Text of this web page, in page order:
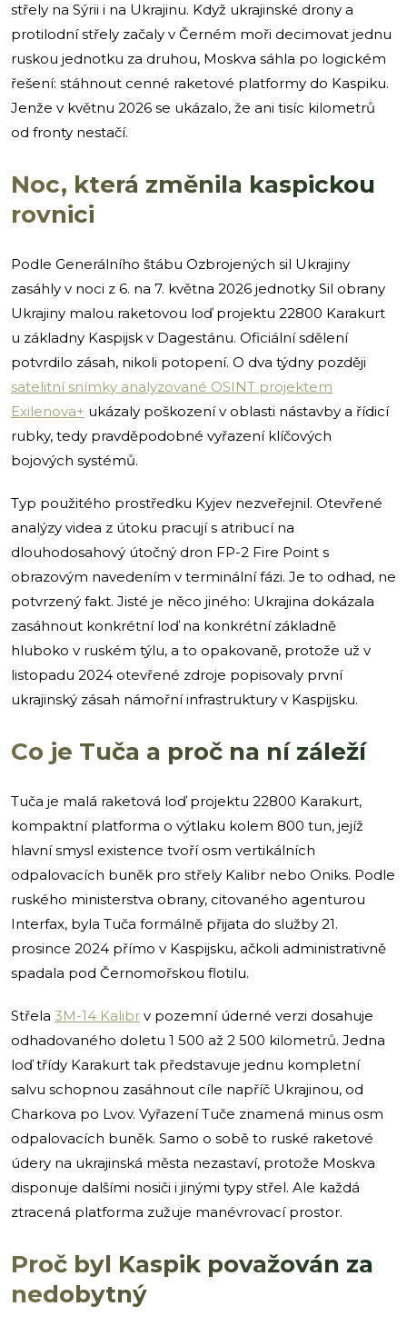
střely na Sýrii i na Ukrajinu. Když ukrajinské drony a
protilodní střely začaly v Černém moři decimovat jednu
ruskou jednotku za druhou, Moskva sáhla po logickém
řešení: stáhnout cenné raketové platformy do Kaspiku.
Jenže v květnu 2026 se ukázalo, že ani tisíc kilometrů
od fronty nestačí.
Noc, která změnila kaspickou
rovnici
Podle Generálního štábu Ozbrojených sil Ukrajiny
zasáhly v noci z 6. na 7. května 2026 jednotky Sil obrany
Ukrajiny malou raketovou loď projektu 22800 Karakurt
u základny Kaspijsk v Dagestánu. Oficiální sdělení
potvrdilo zásah, nikoli potopení. O dva týdny později
satelitní snímky analyzované OSINT projektem
Exilenova+ ukázaly poškození v oblasti nástavby a řídicí
rubky, tedy pravděpodobné vyřazení klíčových
bojových systémů.
Typ použitého prostředku Kyjev nezveřejnil. Otevřené
analýzy videa z útoku pracují s atribucí na
dlouhodosahový útočný dron FP-2 Fire Point s
obrazovým navedením v terminální fázi. Je to odhad, ne
potvrzený fakt. Jisté je něco jiného: Ukrajina dokázala
zasáhnout konkrétní loď na konkrétní základně
hluboko v ruském týlu, a to opakovaně, protože už v
listopadu 2024 otevřené zdroje popisovaly první
ukrajinský zásah námořní infrastruktury v Kaspijsku.
Co je Tuča a proč na ní záleží
Tuča je malá raketová loď projektu 22800 Karakurt,
kompaktní platforma o výtlaku kolem 800 tun, jejíž
hlavní smysl existence tvoří osm vertikálních
odpalovacích buněk pro střely Kalibr nebo Oniks. Podle
ruského ministerstva obrany, citovaného agenturou
Interfax, byla Tuča formálně přijata do služby 21.
prosince 2024 přímo v Kaspijsku, ačkoli administrativně
spadala pod Černomořskou flotilu.
Střela 3M-14 Kalibr v pozemní úderné verzi dosahuje
odhadovaného doletu 1 500 až 2 500 kilometrů. Jedna
loď třídy Karakurt tak představuje jednu kompletní
salvu schopnou zasáhnout cíle napříč Ukrajinou, od
Charkova po Lvov. Vyřazení Tuče znamená minus osm
odpalovacích buněk. Samo o sobě to ruské raketové
údery na ukrajinská města nezastaví, protože Moskva
disponuje dalšími nosiči i jinými typy střel. Ale každá
ztracená platforma zužuje manévrovací prostor.
Proč byl Kaspik považován za
nedobytný